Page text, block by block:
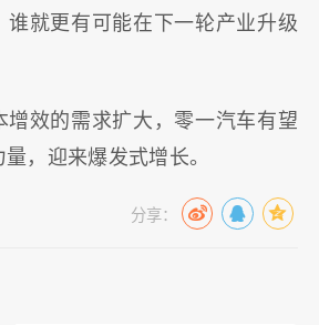
谁就更有可能在下一轮产业升级
增效的需求扩大，零一汽车有望
，迎来爆发式增长。
分享：